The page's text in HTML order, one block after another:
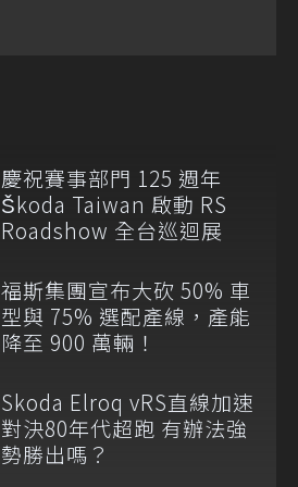
慶祝賽事部門 125 週年
Škoda Taiwan 啟動 RS
Roadshow 全台巡迴展
福斯集團宣布大砍 50% 車
型與 75% 選配產線，產能
降至 900 萬輛！
Skoda Elroq vRS直線加速
對決80年代超跑 有辦法強
勢勝出嗎？